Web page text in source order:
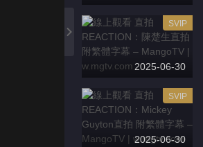
2025-06-30
SVIP
2025-06-30
SVIP